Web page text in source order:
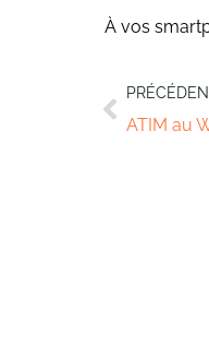
À vos
ATIM au